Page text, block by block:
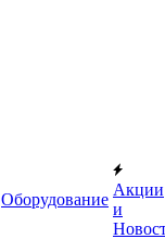
Оборудование
Акции
и